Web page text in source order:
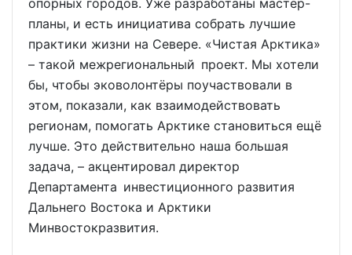
планы, и есть инициатива собрать лучшие
практики жизни на Севере. «Чистая Арктика»
– такой межрегиональный проект. Мы хотели
бы, чтобы эковолонтёры поучаствовали в
этом, показали, как взаимодействовать
регионам, помогать Арктике становиться ещё
лучше. Это действительно наша большая
задача, – акцентировал директор
Департамента инвестиционного развития
Дальнего Востока и Арктики
Минвостокразвития.